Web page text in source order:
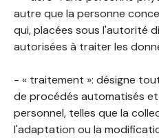
autre que la personne
qui, placées sous l'autorité
autorisées à traiter les
- « traitement »: désigne
de procédés automatisés
personnel, telles que la
l'adaptation ou la